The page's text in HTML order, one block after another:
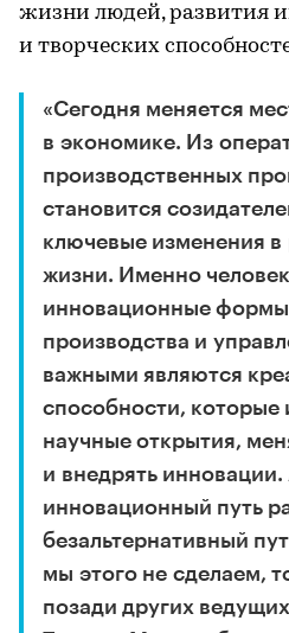
жизни людей, развития
и творческих
«Сегодня меняется
в экономике. Из
производственных
становится
ключевые изменения
жизни. Именно
инновационные формы
производства и
важными являются
способности, которые
научные открытия,
и внедрять
инновационный путь
безальтернативный
мы этого не сделаем,
позади других